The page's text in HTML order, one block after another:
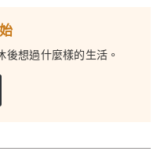
想過什麼樣的生活。